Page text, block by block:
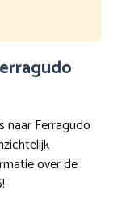
naar Ferragudo
over de